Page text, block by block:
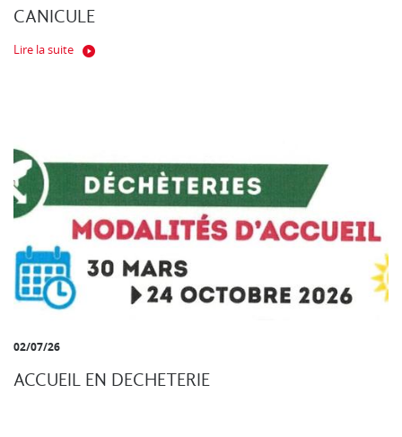
CANICULE
Lire la suite
02/07/26
ACCUEIL EN DECHETERIE